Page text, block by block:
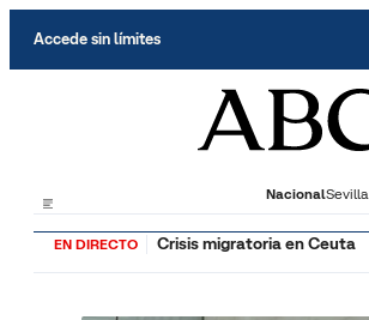
Accede sin límites
NacionalSevilla
EN DIRECTO Crisis migratoria en Ceuta